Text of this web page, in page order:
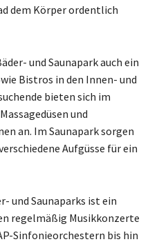
dem Körper ordentlich
und Saunapark auch ein
Bistros in den Innen- und
bieten sich im
und
an. Im Saunapark sorgen
Aufgüsse für ein
und Saunaparks ist ein
regelmäßig Musikkonzerte
Sinfonieorchestern bis hin